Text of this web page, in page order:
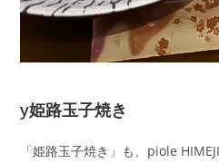
у姫路玉子焼き
「姫路玉子焼き」も、piole